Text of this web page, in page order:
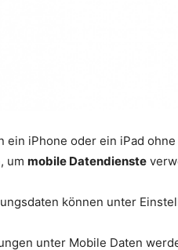
ein iPhone oder ein iPad
um mobile Datendienste
können unter
unter Mobile Daten